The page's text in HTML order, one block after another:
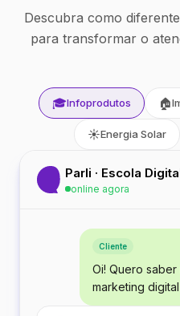
Descubra como
para transformar o
🎓Infoprodutos 🏠
☀️Energia Solar
Parli · Escola
online agora
Cliente
Oi! Quero
marketing digital